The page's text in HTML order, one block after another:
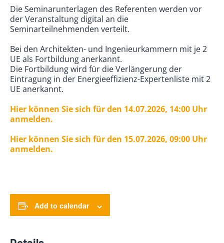
Die Seminarunterlagen des Referenten werden vor
der Veranstaltung digital an die
Seminarteilnehmenden verteilt.
Bei den Architekten- und Ingenieurkammern mit je 2
UE als Fortbildung anerkannt.
Die Fortbildung wird für die Verlängerung der
Eintragung in der Energieeffizienz-Expertenliste mit 2
UE anerkannt.
Hier können Sie sich für den 14.07.2026, 14:00 Uhr
anmelden.
Hier können Sie sich für den 15.07.2026, 09:00 Uhr
anmelden.
Add to calendar